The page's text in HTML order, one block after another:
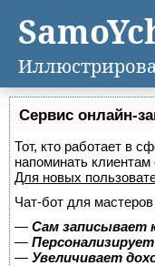
Сервис онлайн-
Тот, кто работает в
напоминать
Для новых
Чат-бот для
— Сам записывает
—
— Увеличивает